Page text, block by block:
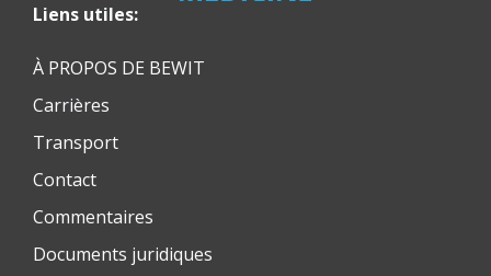
Liens utiles:
À PROPOS DE BEWIT
Carrières
Transport
Contact
Commentaires
Documents juridiques